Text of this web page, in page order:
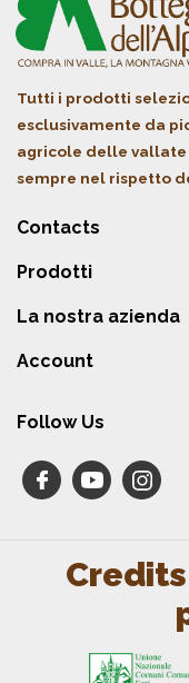
Tutti i prodotti
esclusivamente da
agricole delle vallate
sempre nel rispetto
Contacts
Prodotti
La nostra azienda
Account
Follow Us